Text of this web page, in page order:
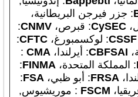
: جزر فيرجن البريطانية،
CySEC: قبرص،CNMV
:
CSSF: لوكسمبورغ، CFTC
:
CBFSAI: أيرلندا، CMA
:
: المملكة المتحدة، FINMA
:
FRSA: أبو ظبي، FSA
:
FSCM : موريشيوس,